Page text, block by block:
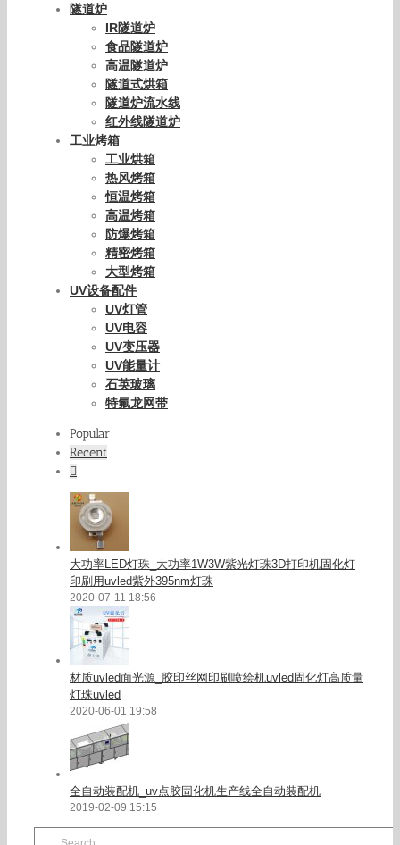
隧道炉
IR隧道炉
食品隧道炉
高温隧道炉
隧道式烘箱
隧道炉流水线
红外线隧道炉
工业烤箱
工业烘箱
热风烤箱
恒温烤箱
高温烤箱
防爆烤箱
精密烤箱
大型烤箱
UV设备配件
UV灯管
UV电容
UV变压器
UV能量计
石英玻璃
特氟龙网带
Popular
Recent
大功率LED灯珠_大功率1W3W紫光灯珠3D打印机固化灯
印刷用uvled紫外395nm灯珠
2020-07-11 18:56
材质uvled面光源_胶印丝网印刷喷绘机uvled固化灯高质量
灯珠uvled
2020-06-01 19:58
全自动装配机_uv点胶固化机生产线全自动装配机
2019-02-09 15:15